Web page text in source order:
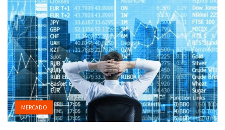
MERCADO